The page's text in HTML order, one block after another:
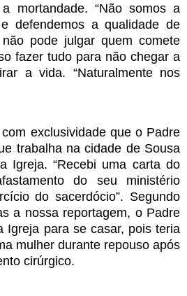
mortandade. “Não somos a
defendemos a qualidade de
pode julgar quem comete
fazer tudo para não chegar a
a vida. “Naturalmente nos
exclusividade que o Padre
trabalha na cidade de Sousa
Igreja. “Recebi uma carta do
do seu ministério
do sacerdócio”. Segundo
a nossa reportagem, o Padre
Igreja para se casar, pois teria
mulher durante repouso após
cirúrgico.